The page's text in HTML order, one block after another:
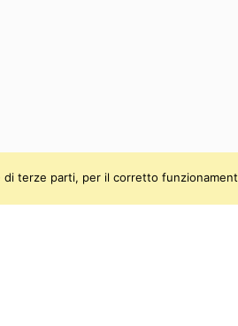
terze parti, per il corretto